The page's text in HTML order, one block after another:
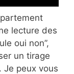
lecture des
oui non”,
un tirage
peux vous